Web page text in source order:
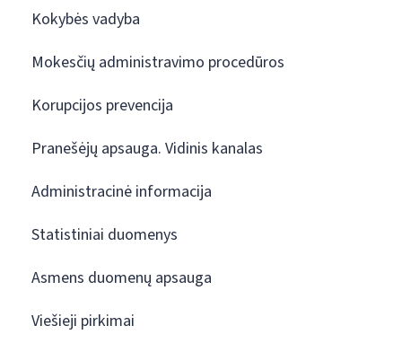
Kokybės vadyba
Mokesčių administravimo procedūros
Korupcijos prevencija
Pranešėjų apsauga. Vidinis kanalas
Administracinė informacija
Statistiniai duomenys
Asmens duomenų apsauga
Viešieji pirkimai